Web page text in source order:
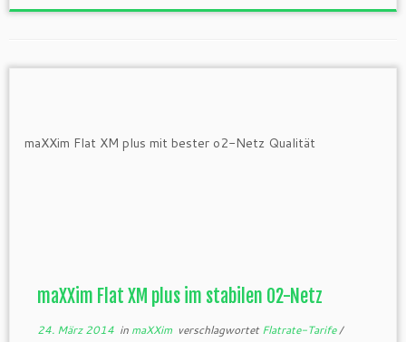
maXXim Flat XM plus im stabilen O2-Netz
24. März 2014in maXXim verschlagwortetFlatrate-Tarife/